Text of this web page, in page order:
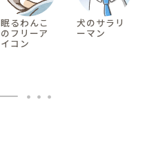
眠るわんこ
のフリーア
イコン
犬のサラリ
ーマン